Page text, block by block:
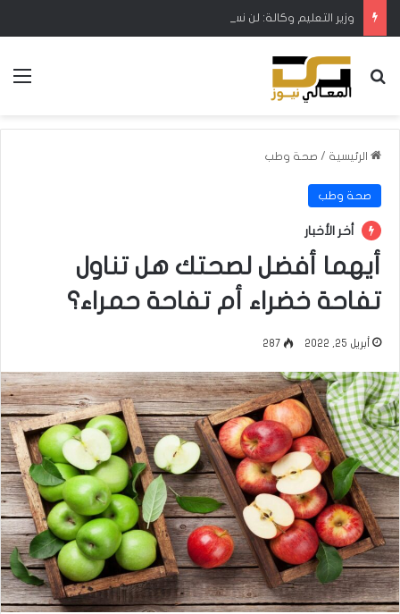
بحث عن
الرئيسية / صحة وطب
صحة وطب
أخر الأخبار
أيهما أفضل لصحتك هل تناول
تفاحة خضراء أم تفاحة حمراء؟
أبريل 25, 2022 287